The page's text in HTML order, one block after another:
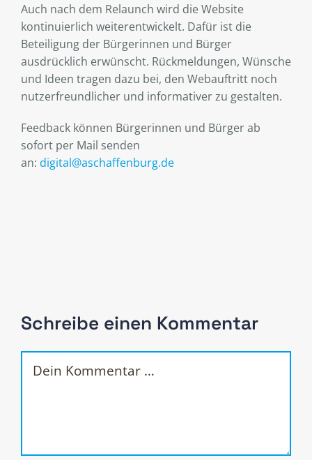
Auch nach dem Relaunch wird die Website
kontinuierlich weiterentwickelt. Dafür ist die
Beteiligung der Bürgerinnen und Bürger
ausdrücklich erwünscht. Rückmeldungen, Wünsche
und Ideen tragen dazu bei, den Webauftritt noch
nutzerfreundlicher und informativer zu gestalten.
Feedback können Bürgerinnen und Bürger ab
sofort per Mail senden
an: digital@aschaffenburg.de
Schreibe einen Kommentar